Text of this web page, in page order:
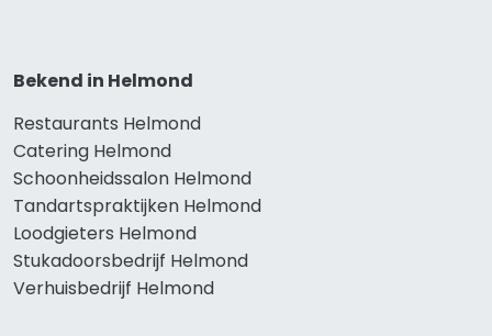
Bekend in Helmond
Restaurants Helmond
Catering Helmond
Schoonheidssalon Helmond
Tandartspraktijken Helmond
Loodgieters Helmond
Stukadoorsbedrijf Helmond
Verhuisbedrijf Helmond